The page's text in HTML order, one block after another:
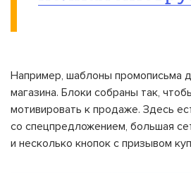
Например, шаблоны промописьма
магазина. Блоки собраны так,
мотивировать к продаже. Здесь
со спецпредложением, большая
и несколько кнопок с призывом